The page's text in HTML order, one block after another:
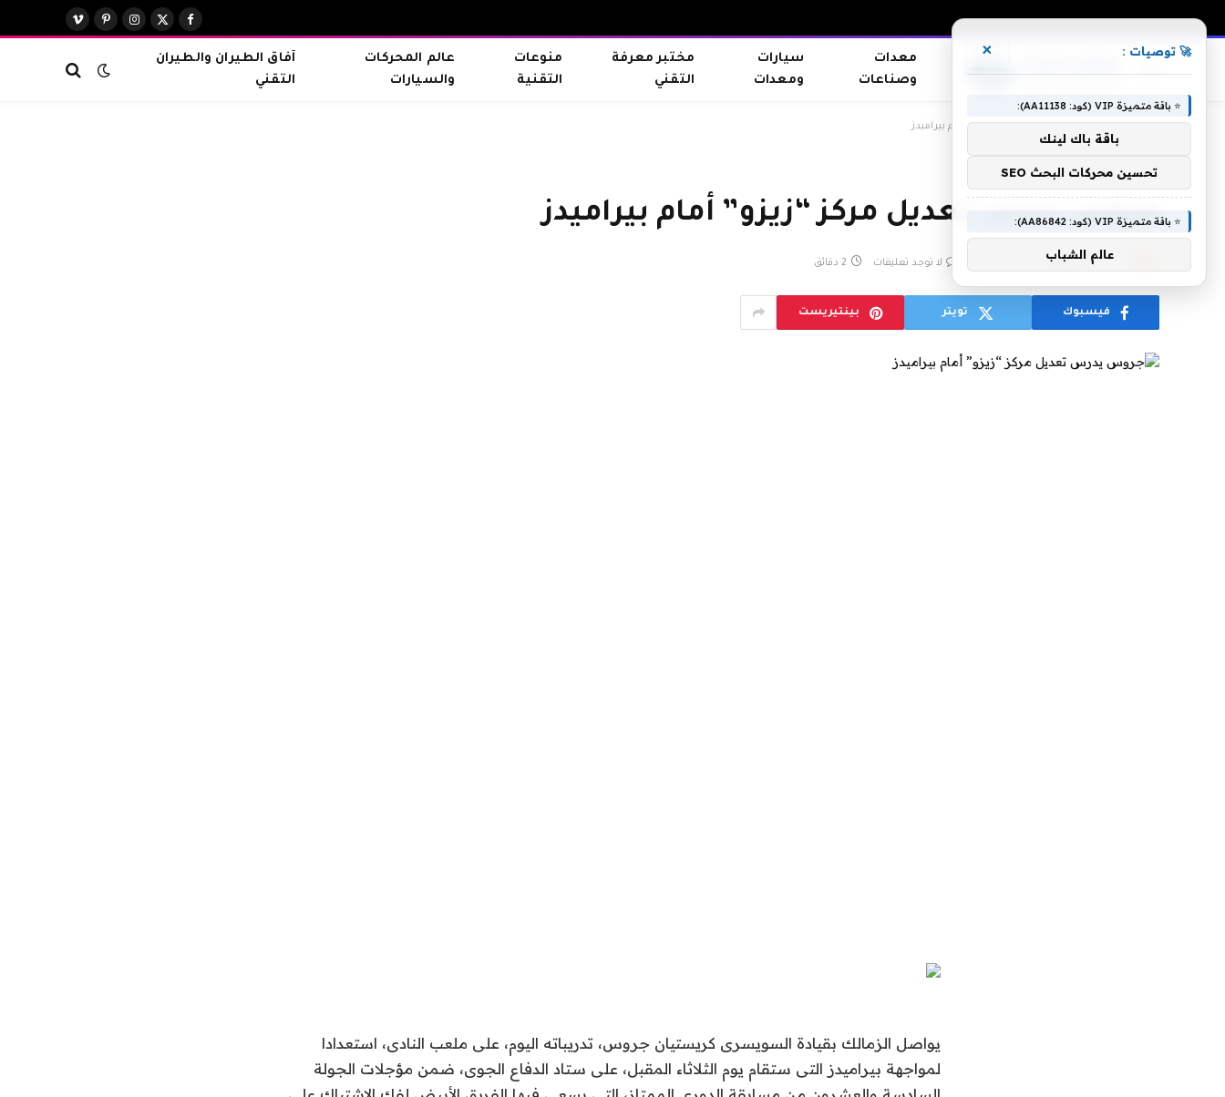
فيسبوك
X
الانستغرامبينتيريست
فيميو
معدات
وصناعات
سيارات
ومعدات
مختبر معرفة
التقني
منوعات
التقنية
عالم المحركات
والسيارات
آفاق الطيران والطيران
التقني
جروس يدرس تعديل مركز “زيزو” أمام بيراميدز
جروس يدرس تعديل مركز “زيزو” أمام بيراميدز
بواسطة admin لا توجد تعليقات 2 دقائق
فيسبوك تويتر بينتيريست
يواصل الزمالك بقيادة السويسرى كريستيان جروس، تدريباته اليوم، على ملعب النادى، استعدادا
لمواجهة بيراميدز التى ستقام يوم الثلاثاء المقبل، على ستاد الدفاع الجوى، ضمن مؤجلات الجولة
🚀 توصيات : ×
⭐ باقة متميزة VIP (كود: AA11138):
باقة باك لينك
تحسين محركات البحث SEO
⭐ باقة متميزة VIP (كود: AA86842):
عالم الشباب